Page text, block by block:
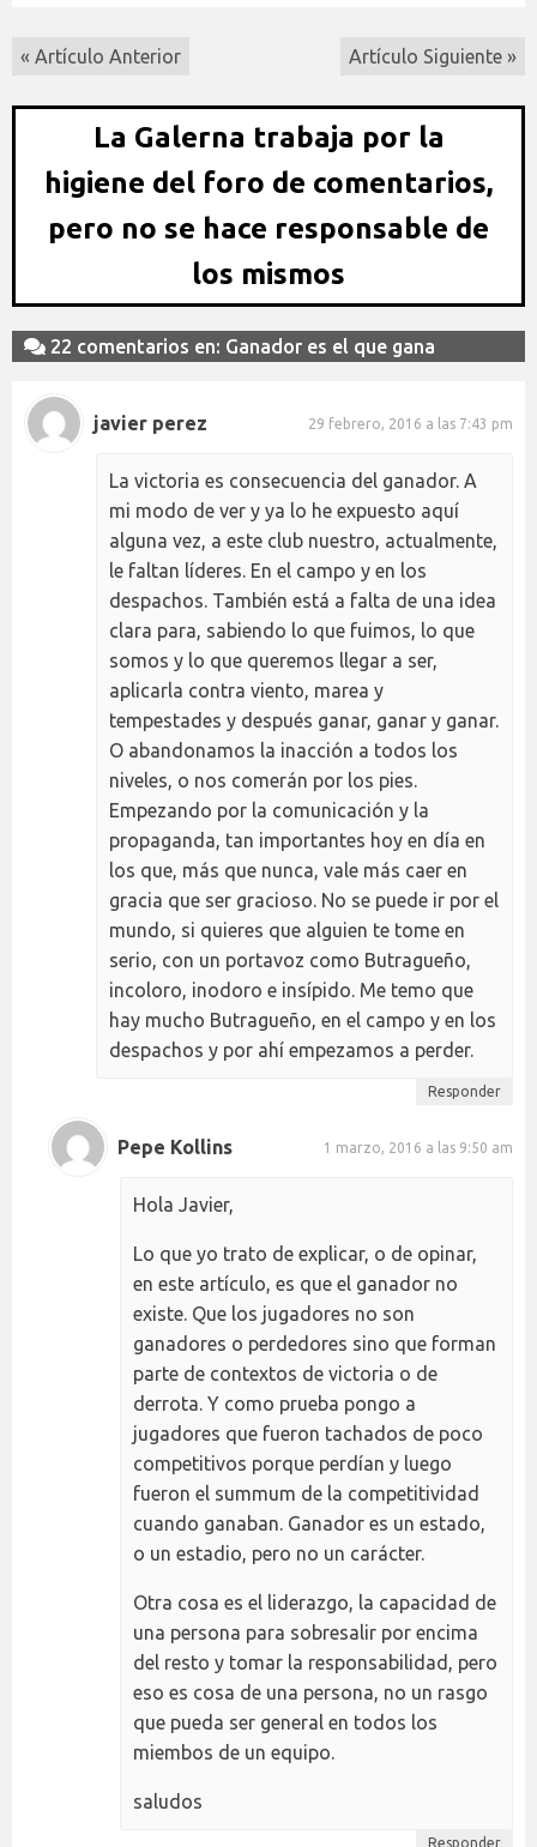
« Artículo Anterior Artículo Siguiente »
La Galerna trabaja por la
higiene del foro de comentarios,
pero no se hace responsable de
los mismos
22 comentarios en: Ganador es el que gana
javier perez 29 febrero, 2016 a las 7:43 pm
La victoria es consecuencia del ganador. A
mi modo de ver y ya lo he expuesto aquí
alguna vez, a este club nuestro, actualmente,
le faltan líderes. En el campo y en los
despachos. También está a falta de una idea
clara para, sabiendo lo que fuimos, lo que
somos y lo que queremos llegar a ser,
aplicarla contra viento, marea y
tempestades y después ganar, ganar y ganar.
O abandonamos la inacción a todos los
niveles, o nos comerán por los pies.
Empezando por la comunicación y la
propaganda, tan importantes hoy en día en
los que, más que nunca, vale más caer en
gracia que ser gracioso. No se puede ir por el
mundo, si quieres que alguien te tome en
serio, con un portavoz como Butragueño,
incoloro, inodoro e insípido. Me temo que
hay mucho Butragueño, en el campo y en los
despachos y por ahí empezamos a perder.
Responder
Pepe Kollins 1 marzo, 2016 a las 9:50 am
Hola Javier,
Lo que yo trato de explicar, o de opinar,
en este artículo, es que el ganador no
existe. Que los jugadores no son
ganadores o perdedores sino que forman
parte de contextos de victoria o de
derrota. Y como prueba pongo a
jugadores que fueron tachados de poco
competitivos porque perdían y luego
fueron el summum de la competitividad
cuando ganaban. Ganador es un estado,
o un estadio, pero no un carácter.
Otra cosa es el liderazgo, la capacidad de
una persona para sobresalir por encima
del resto y tomar la responsabilidad, pero
eso es cosa de una persona, no un rasgo
que pueda ser general en todos los
miembos de un equipo.
saludos
Responder